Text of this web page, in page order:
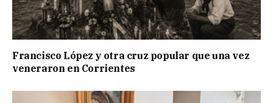
Francisco López y otra cruz popular que una vez
veneraron en Corrientes